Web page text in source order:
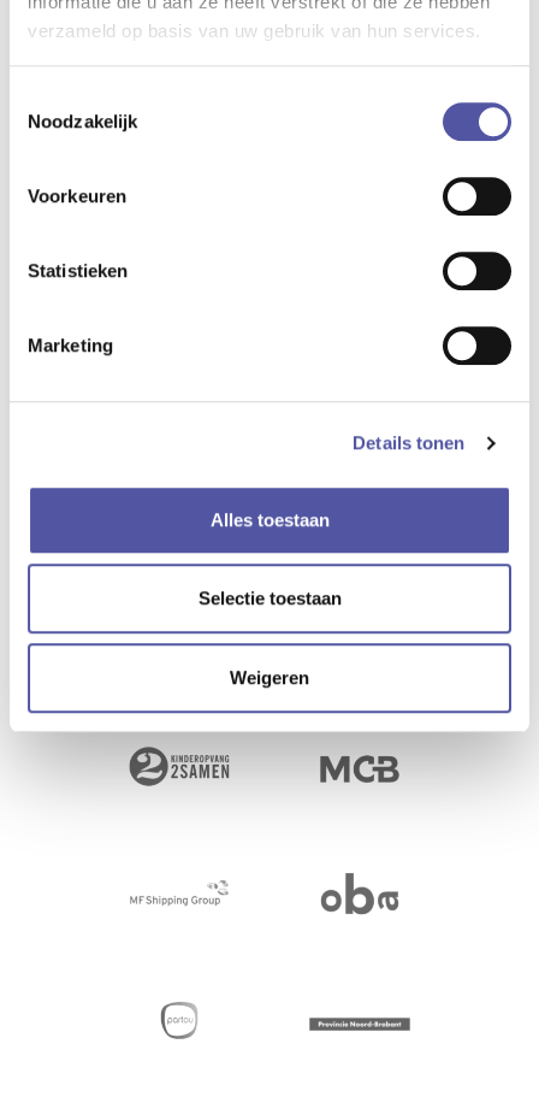
verzameld op basis van uw gebruik van hun services.
Noodzakelijk
Voorkeuren
Statistieken
Marketing
Details tonen
Alles toestaan
Selectie toestaan
Weigeren